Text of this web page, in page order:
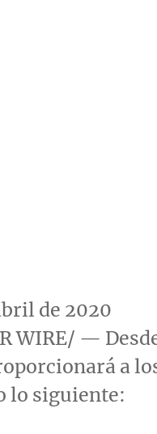
de 2020
WIRE/ —
a
lo siguiente: